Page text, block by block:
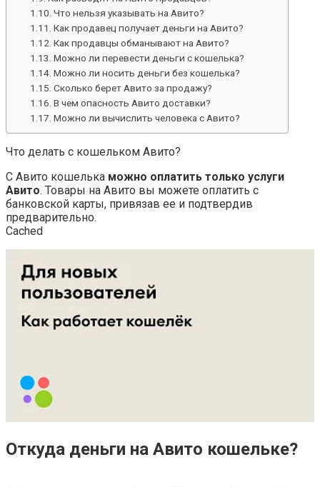
Что нельзя указывать на Авито?
Как продавец получает деньги на Авито?
Как продавцы обманывают на Авито?
Можно ли перевести деньги с кошелька?
Можно ли носить деньги без кошелька?
Сколько берет Авито за продажу?
В чем опасность Авито доставки?
Можно ли вычислить человека с Авито?
Что делать с кошельком Авито?
С Авито кошелька можно оплатить только услуги
Авито. Товары на Авито вы можете оплатить с
банковской карты, привязав ее и подтвердив
предварительно.
Cached
Откуда деньги на Авито кошельке?